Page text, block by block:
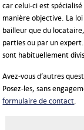
car celui-ci est
manière objective. La
bailleur que du
parties ou par un
sont habituellement
Avez-vous d’autres
Posez-les, sans
formulaire de contact.